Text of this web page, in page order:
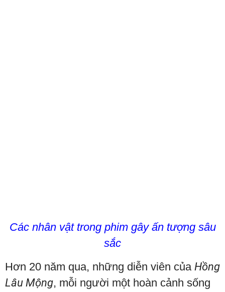
Các nhân vật trong phim gây ấn tượng sâu
sắc
Hơn 20 năm qua, những diễn viên của Hồng
Lâu Mộng, mỗi người một hoàn cảnh sống